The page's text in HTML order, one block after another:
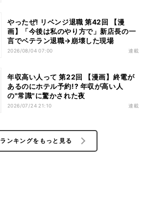
やったぜ! リベンジ退職 第42回 【漫
画】「今後は私のやり方で」新店長の一
言でベテラン退職→崩壊した現場
2026/08/04 07:00 連載
年収高い人って 第22回 【漫画】終電が
あるのにホテル予約!? 年収が高い人
の"常識"に驚かされた夜
2026/07/24 21:10 連載
ランキングをもっと見る